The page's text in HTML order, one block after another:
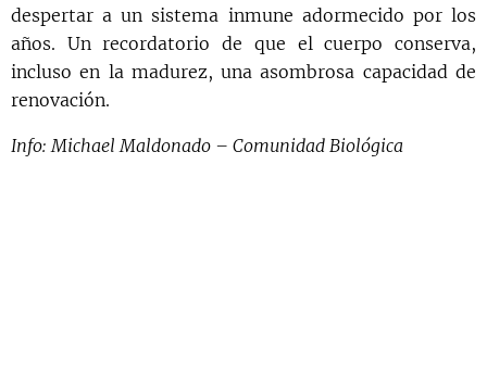
despertar a un sistema inmune adormecido por los
años. Un recordatorio de que el cuerpo conserva,
incluso en la madurez, una asombrosa capacidad de
renovación.
Info: Michael Maldonado – Comunidad Biológica